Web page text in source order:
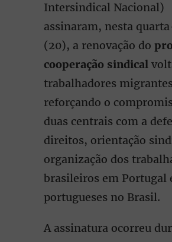
Intersindical Nacional)
assinaram, nesta
(20), a renovação do
cooperação sindical
trabalhadores
reforçando o
duas centrais com a
direitos, orientação
organização dos
brasileiros em Portugal
portugueses no Brasil.
A assinatura ocorreu